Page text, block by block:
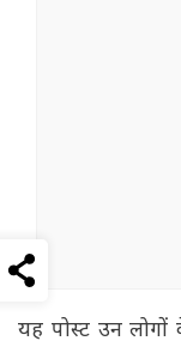
यह पोस्ट उन